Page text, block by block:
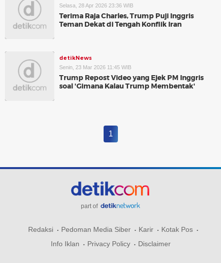
Selasa, 28 Apr 2026 23:36 WIB
Terima Raja Charles, Trump Puji Inggris
Teman Dekat di Tengah Konflik Iran
detikNews
Senin, 23 Mar 2026 11:45 WIB
Trump Repost Video yang Ejek PM Inggris
soal 'Gimana Kalau Trump Membentak'
1
part of
Redaksi Pedoman Media Siber Karir
Kotak Pos
Info Iklan
Privacy Policy Disclaimer